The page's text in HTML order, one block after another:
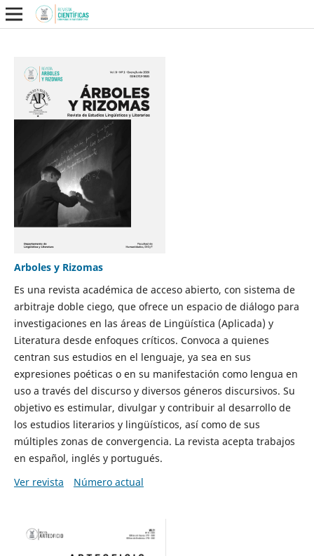
Arboles y Rizomas
Es una revista académica de acceso abierto, con sistema de
arbitraje doble ciego, que ofrece un espacio de diálogo para
investigaciones en las áreas de Lingüística (Aplicada) y
Literatura desde enfoques críticos. Convoca a quienes
centran sus estudios en el lenguaje, ya sea en sus
expresiones poéticas o en su manifestación como lengua en
uso a través del discurso y diversos géneros discursivos. Su
objetivo es estimular, divulgar y contribuir al desarrollo de
los estudios literarios y lingüísticos, así como de sus
múltiples zonas de convergencia. La revista acepta trabajos
en español, inglés y portugués.
Ver revista
Número actual